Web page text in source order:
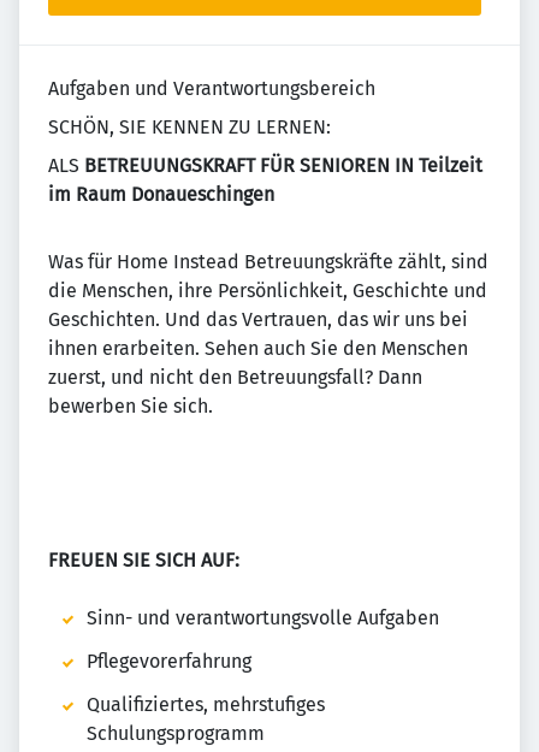
Aufgaben und Verantwortungsbereich
SCHÖN, SIE KENNEN ZU LERNEN:
ALS BETREUUNGSKRAFT FÜR SENIOREN IN Teilzeit
im Raum Donaueschingen
Was für Home Instead Betreuungskräfte zählt, sind
die Menschen, ihre Persönlichkeit, Geschichte und
Geschichten. Und das Vertrauen, das wir uns bei
ihnen erarbeiten. Sehen auch Sie den Menschen
zuerst, und nicht den Betreuungsfall? Dann
bewerben Sie sich.
FREUEN SIE SICH AUF:
Sinn- und verantwortungsvolle Aufgaben
Pflegevorerfahrung
Qualifiziertes, mehrstufiges
Schulungsprogramm